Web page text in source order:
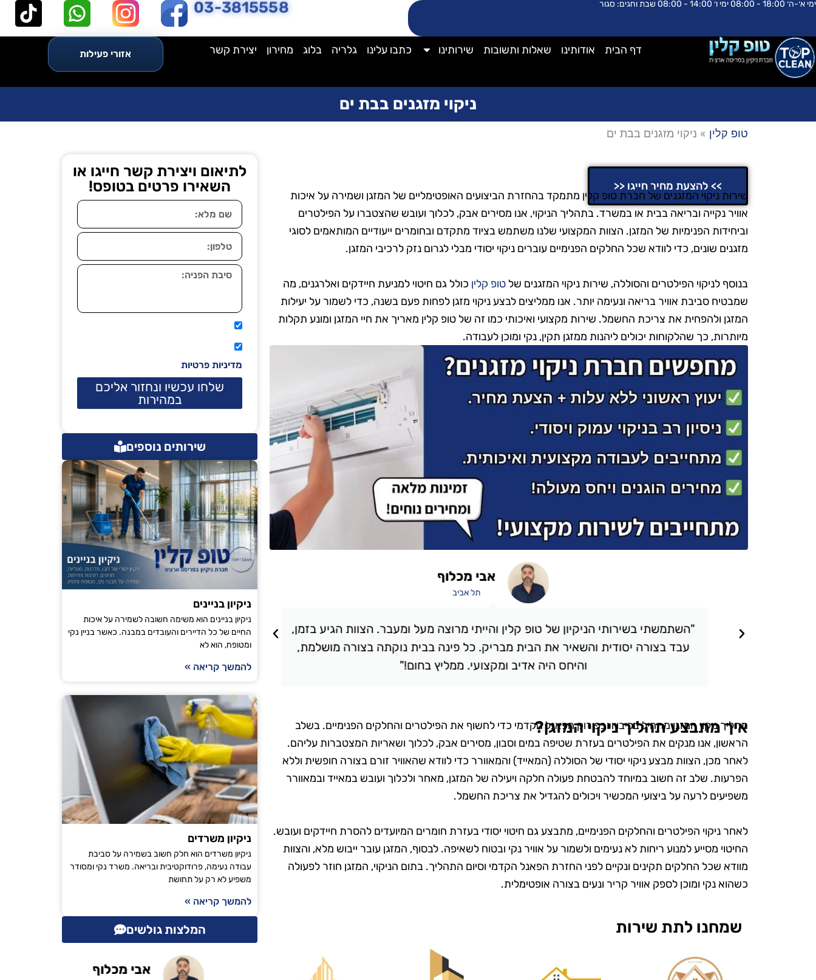
לתוכן
דילוג
ימי א׳-ה׳ 18:00 - 08:00 ימי ו׳ 14:00 - 08:00 שבת וחגים: סגור 03-3815558
דף הבית אודותינו שאלות ותשובות שירותינו כתבו עלינו גלריה בלוג מחירון יצירת קשר אזורי פעילות
ניקוי מזגנים בבת ים
טופ קלין » ניקוי מזגנים בבת ים
ניקוי מזגנים בבת ים
>> להצעת מחיר חייגו <<
שירות ניקוי המזגנים של חברת טופ קלין מתמקד בהחזרת הביצועים האופטימליים של המזגן ושמירה על איכות
אוויר נקייה ובריאה בבית או במשרד. בתהליך הניקוי, אנו מסירים אבק, לכלוך ועובש שהצטברו על הפילטרים
וביחידות הפנימיות של המזגן. הצוות המקצועי שלנו משתמש בציוד מתקדם ובחומרים ייעודיים המותאמים לסוגי
מזגנים שונים, כדי לוודא שכל החלקים הפנימיים עוברים ניקוי יסודי מבלי לגרום נזק לרכיבי המזגן.
בנוסף לניקוי הפילטרים והסוללה, שירות ניקוי המזגנים של טופ קלין כולל גם חיטוי למניעת חיידקים ואלרגנים, מה
שמבטיח סביבת אוויר בריאה ונעימה יותר. אנו ממליצים לבצע ניקוי מזגן לפחות פעם בשנה, כדי לשמור על יעילות
המזגן ולהפחית את צריכת החשמל. שירות מקצועי ואיכותי כמו זה של טופ קלין מאריך את חיי המזגן ומונע תקלות
מיותרות, כך שהלקוחות יכולים ליהנות ממזגן תקין, נקי ומוכן לעבודה.
"השתמשתי בשירותי הניקיון של טופ קלין והייתי מרוצה מעל ומעבר. הצוות הגיע בזמן,
עבד בצורה יסודית והשאיר את הבית מבריק. כל פינה בבית נוקתה בצורה מושלמת,
והיחס היה אדיב ומקצועי. ממליץ בחום!"
אבי מכלוף
תל אביב
"אני עובדת עם טופ קלין כבר מספר חודשים וכל
מגיע בזמן, הניקיון יסודי והבית מרגיש רענן ונקי.
איך מתבצע תהליך ניקוי המזגן?
תהליך ניקוי המזגן מתחיל בכיבויו ובפירוק הפאנל הקדמי כדי לחשוף את הפילטרים והחלקים הפנימיים. בשלב
הראשון, אנו מנקים את הפילטרים בעזרת שטיפה במים וסבון, מסירים אבק, לכלוך ושאריות המצטברות עליהם.
לאחר מכן, הצוות מבצע ניקוי יסודי של הסוללה (המאייד) והמאוורר כדי לוודא שהאוויר זורם בצורה חופשית וללא
הפרעות. שלב זה חשוב במיוחד להבטחת פעולה חלקה ויעילה של המזגן, מאחר ולכלוך ועובש במאייד ובמאוורר
משפיעים לרעה על ביצועי המכשיר ויכולים להגדיל את צריכת החשמל.
לאחר ניקוי הפילטרים והחלקים הפנימיים, מתבצע גם חיטוי יסודי בעזרת חומרים המיועדים להסרת חיידקים ועובש.
החיטוי מסייע למנוע ריחות לא נעימים ולשמור על אוויר נקי ובטוח לשאיפה. לבסוף, המזגן עובר ייבוש מלא, והצוות
מוודא שכל החלקים תקינים ונקיים לפני החזרת הפאנל הקדמי וסיום התהליך. בתום הניקוי, המזגן חוזר לפעולה
כשהוא נקי ומוכן לספק אוויר קריר ונעים בצורה אופטימלית.
שמחנו לתת שירות
לתיאום ויצירת קשר חייגו או
השאירו פרטים בטופס!
מדיניות פרטיות
שלחו עכשיו ונחזור אליכם
במהירות
שירותים נוספים
ניקיון בניינים
ניקיון בניינים הוא משימה חשובה לשמירה על איכות
החיים של כל הדיירים והעובדים במבנה. כאשר בניין נקי
ומטופח, הוא לא
להמשך קריאה »
ניקיון משרדים
ניקיון משרדים הוא חלק חשוב בשמירה על סביבת
עבודה נעימה, פרודוקטיבית ובריאה. משרד נקי ומסודר
משפיע לא רק על תחושת
להמשך קריאה »
המלצות גולשים
שמרית סבג רועי בן-דוד אבי מכלוף